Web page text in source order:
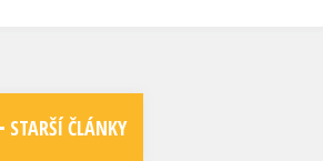
STARŠÍ ČLÁNKY